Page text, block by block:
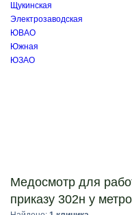
Щукинская
Электрозаводская
ЮВАО
Южная
ЮЗАО
Медосмотр для
приказу 302н у